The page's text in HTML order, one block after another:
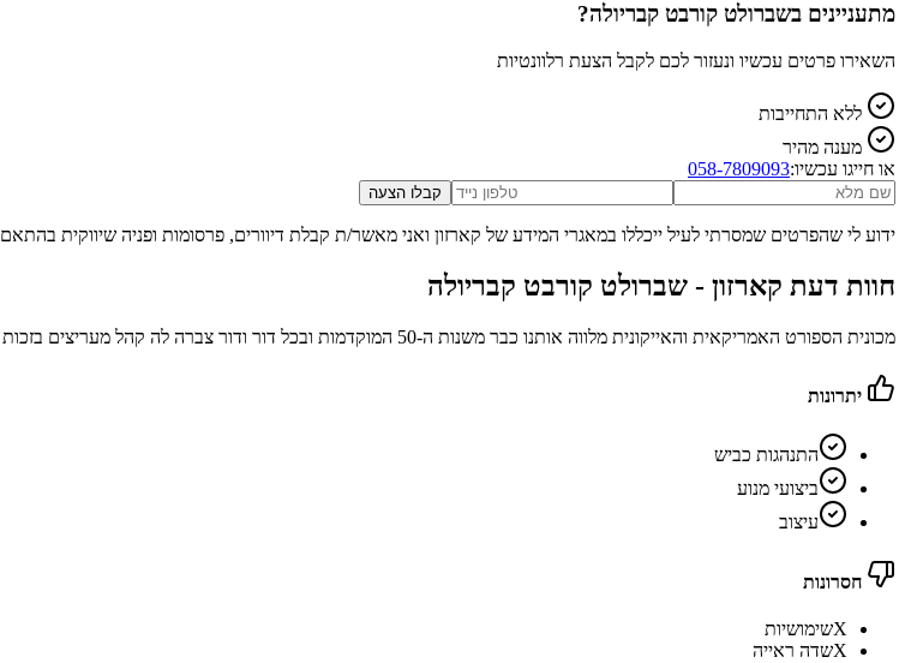
מתעניינים בשברולט קורבט קבריולה?
השאירו פרטים עכשיו ונעזור לכם לקבל הצעת רלוונטיות
ללא התחייבות
מענה מהיר
או חייגו עכשיו:058-7809093
קבלו הצעה
ידוע לי שהפרטים שמסרתי לעיל ייכללו במאגרי המידע של קארזון ואני מאשר/ת קבלת דיוורים, פרסומות ופניה שיווקית בהתאם
חוות דעת קארזון - שברולט קורבט קבריולה
מכונית הספורט האמריקאית והאייקונית מלווה אותנו כבר משנות ה-50 המוקדמות ובכל דור ודור צברה לה קהל מעריצים בזכות ביצועים ומראה ייחודי
יתרונות
התנהגות כביש
ביצועי מנוע
עיצוב
חסרונות
Xשימושיות
Xשדה ראייה